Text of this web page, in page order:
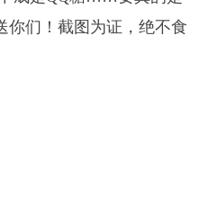
你们！截图为证，绝不食